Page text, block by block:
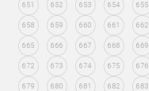
651 652 653 654 655
658 659 660 661 662
665 666 667 668 669
672 673 674 675 676
679 680 681 682 683